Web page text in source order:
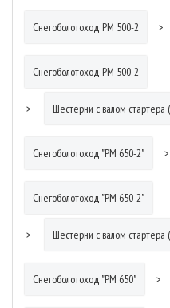
Снегоболотоход РМ 500-2
Снегоболотоход РМ 500-2
Шестерни с валом стартера
Снегоболотоход "РМ 650-2"
Снегоболотоход "РМ 650-2"
Шестерни с валом стартера
Снегоболотоход "РМ 650"